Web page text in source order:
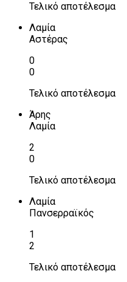
Τελικό αποτέλεσμα
Λαμία
Αστέρας
0
0
Τελικό αποτέλεσμα
Άρης
Λαμία
2
0
Τελικό αποτέλεσμα
Λαμία
Πανσερραϊκός
1
2
Τελικό αποτέλεσμα